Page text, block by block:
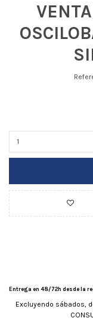
Entrega en 48/72h desde la
Excluyendo sábados,